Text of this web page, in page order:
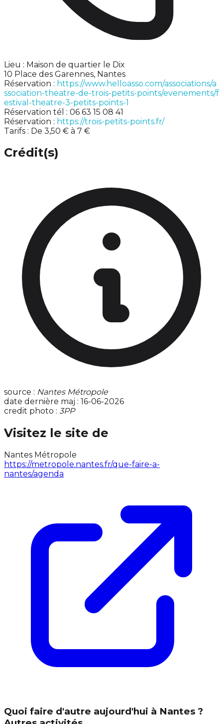
Lieu : Maison de quartier le Dix
10 Place des Garennes, Nantes
Réservation : https://www.helloasso.com/associations/a
ssociation-theatre-de-trois-petits-points/evenements/f
estival-theatre-3-petits-points-1
Réservation tél : 06 63 15 08 41
Réservation : https://trois-petits-points.fr/
Tarifs : De 3,50 € à 7 €
Crédit(s)
source : Nantes Métropole
date dernière maj : 16-06-2026
credit photo : 3PP
Visitez le site de
Nantes Métropole
https://metropole.nantes.fr/que-faire-a-
nantes/agenda
Quoi faire d'autre aujourd'hui à Nantes ?